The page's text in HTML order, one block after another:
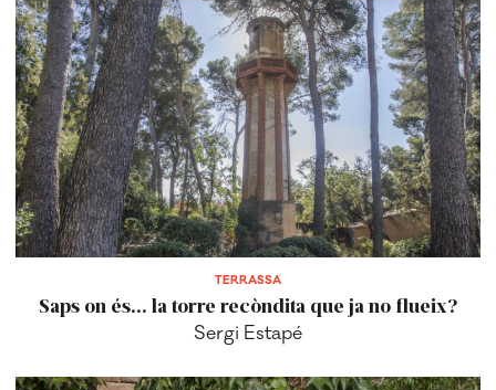
TERRASSA
Saps on és... la torre recòndita que ja no flueix?
Sergi Estapé